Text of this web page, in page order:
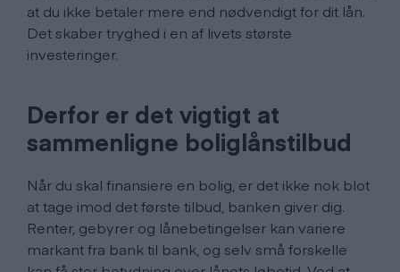
at du ikke betaler mere end nødvendigt for dit lån.
Det skaber tryghed i en af livets største
investeringer.
Derfor er det vigtigt at
sammenligne boliglånstilbud
Når du skal finansiere en bolig, er det ikke nok blot
at tage imod det første tilbud, banken giver dig.
Renter, gebyrer og lånebetingelser kan variere
markant fra bank til bank, og selv små forskelle